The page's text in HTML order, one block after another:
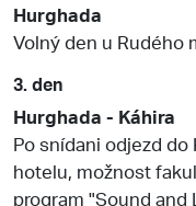
Hurghada
Volný den u Rudého
3. den
Hurghada - Káhira
Po snídani odjezd
hotelu, možnost
program "Sound